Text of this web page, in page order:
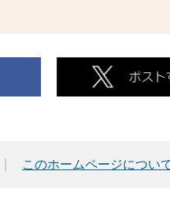
このホームページについ